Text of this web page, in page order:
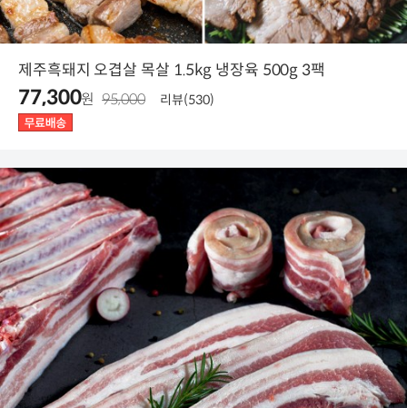
제주흑돼지 오겹살 목살 1.5kg 냉장육 500g 3팩
77,300원 95,000 리뷰(530)